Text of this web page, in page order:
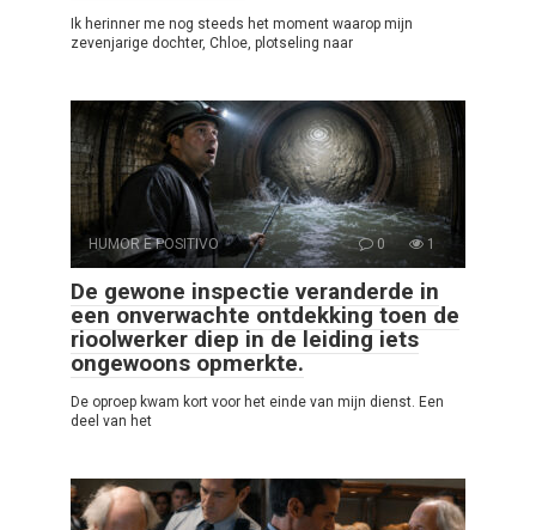
Ik herinner me nog steeds het moment waarop mijn
zevenjarige dochter, Chloe, plotseling naar
HUMOR E POSITIVO 0 1
De gewone inspectie veranderde in
een onverwachte ontdekking toen de
rioolwerker diep in de leiding iets
ongewoons opmerkte.
De oproep kwam kort voor het einde van mijn dienst. Een
deel van het